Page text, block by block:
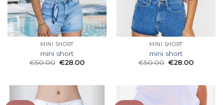
MINI SHORT
mini short
€50.00 €28.00
MINI SHORT
mini short
€50.00 €28.00